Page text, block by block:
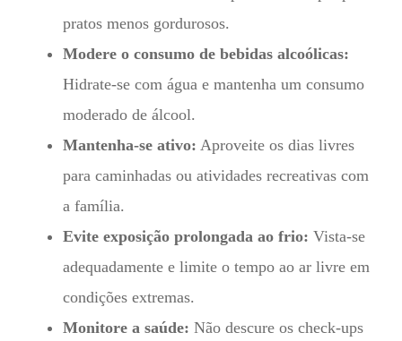
pratos menos gordurosos.
Modere o consumo de bebidas alcoólicas:
Hidrate-se com água e mantenha um consumo
moderado de álcool.
Mantenha-se ativo: Aproveite os dias livres
para caminhadas ou atividades recreativas com
a família.
Evite exposição prolongada ao frio: Vista-se
adequadamente e limite o tempo ao ar livre em
condições extremas.
Monitore a saúde: Não descure os check-ups